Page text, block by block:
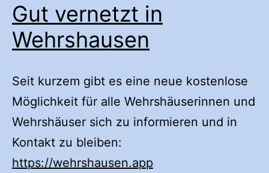
Gut vernetzt in
Wehrshausen
Seit kurzem gibt es eine neue kostenlose
Möglichkeit für alle Wehrshäuserinnen und
Wehrshäuser sich zu informieren und in
Kontakt zu bleiben:
https://wehrshausen.app